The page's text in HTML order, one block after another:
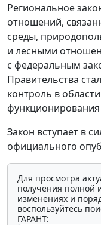
Региональное
отношений,
среды,
и лесными
с федеральным
Правительства
контроль в
Закон вступает в
официального
Для просмотра
получения полной
изменениях и
воспользуйтесь
ГАРАНТ: